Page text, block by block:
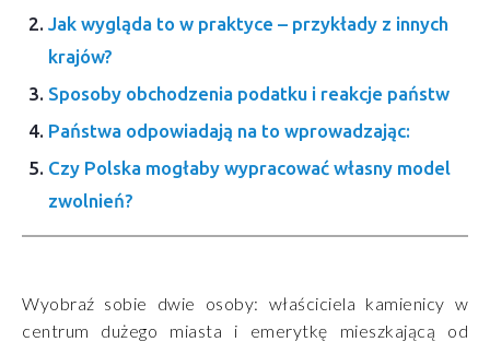
Jak wygląda to w praktyce – przykłady z innych
krajów?
Sposoby obchodzenia podatku i reakcje państw
Państwa odpowiadają na to wprowadzając:
Czy Polska mogłaby wypracować własny model
zwolnień?
Wyobraź sobie dwie osoby: właściciela kamienicy w
centrum dużego miasta i emerytkę mieszkającą od